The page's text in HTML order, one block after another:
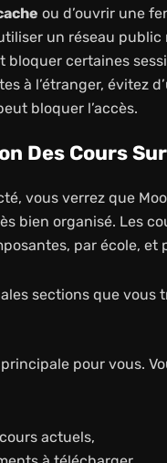
ou d’ouvrir une
un réseau public
bloquer certaines
à l’étranger, évitez
bloquer l’accès.
Des Cours
vous verrez que
bien organisé. Les
par école, et
sections que vous
principale pour vous.
actuels,